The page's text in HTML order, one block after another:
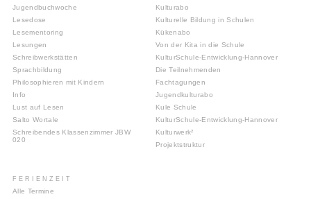
Jugendbuchwoche
Lesedose
Lesementoring
Lesungen
Schreibwerkstätten
Sprachbildung
Philosophieren mit Kindern
Info
Lust auf Lesen
Salto Wortale
Schreibendes Klassenzimmer JBW
020
Kulturabo
Kulturelle Bildung in Schulen
Kükenabo
Von der Kita in die Schule
KulturSchule-Entwicklung-Hannover
Die Teilnehmenden
Fachtagungen
Jugendkulturabo
Kule Schule
KulturSchule-Entwicklung-Hannover
Kulturwerk²
Projektstruktur
FERIENZEIT
Alle Termine